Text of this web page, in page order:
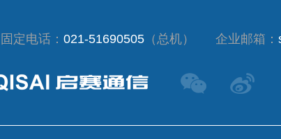
固定电话：021-51690505 （总机） 企业邮箱：